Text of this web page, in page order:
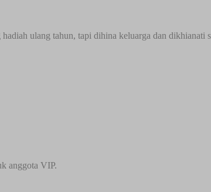
ulang tahun, tapi dihina keluarga dan dikhianati
anggota VIP.